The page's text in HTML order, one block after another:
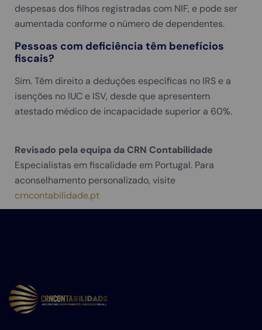
despesas dos filhos registradas com NIF, e pode ser
aumentada conforme o número de dependentes.
Pessoas com deficiência têm benefícios
fiscais?
Sim. Têm direito a deduções específicas no IRS e a
isenções no IUC e ISV, desde que apresentem
atestado médico de incapacidade superior a 60%.
Revisado pela equipa da CRN Contabilidade
Especialistas em fiscalidade em Portugal. Para
aconselhamento personalizado, visite
crncontabilidade.pt